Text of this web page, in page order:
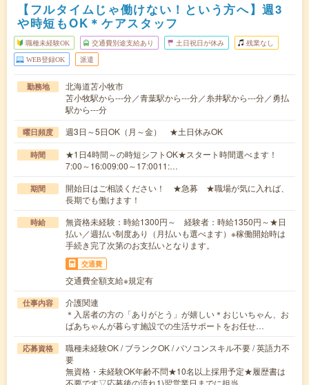
【フルタイムじゃ働けない！という方へ】週3
や時短もOK＊ケアスタッフ
職種未経験OK 交通費別途支給あり 土日祝日が休み 残業なし
WEB登録OK 派遣
勤務地
北海道苫小牧市
苫小牧駅から---分／青葉駅から---分／糸井駅から---分／勇払
駅から---分
曜日頻度 週3日～5日OK（月～金） ★土日休みOK
時間
★1日4時間～の時短シフトOK★スタート時間選べます！
7:00～16:009:00～17:0011:…
期間
開始日はご相談ください！ ★急募 ★職場が気に入れば、
長期でも働けます！
時給
無資格未経験：時給1300円～ 経験者：時給1350円～★日
払い／週払い制度あり（月払いも選べます）※稼働開始時は
手続き完了次第のお支払いとなります。
交通費
交通費全額支給※規定有
仕事内容
介護関連
＊入居者の方の「ありがとう」が嬉しい＊おじいちゃん、お
ばあちゃんが暮らす施設での生活サポートをお任せ…
応募資格
職種未経験OK / ブランクOK / パソコンスキル不要 / 英語力不
要
無資格・未経験OK年齢不問★10名以上採用予定★履歴書は
不要です▽応募後の流れ1)翌営業日までに担当…